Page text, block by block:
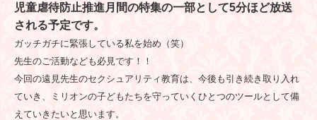
児童虐待防止推進月間の特集の一部として5分ほど放送
される予定です。
ガッチガチに緊張している私を始め（笑）
先生のご活動なども必見です！！
今回の遠見先生のセクシュアリティ教育は、今後も引き続き取り入れ
ていき、ミリオンの子どもたちを守っていくひとつのツールとして備
えていきたいと思います。